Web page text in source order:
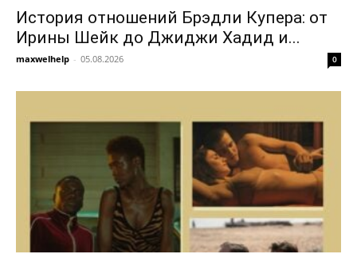
История отношений Брэдли Купера: от
Ирины Шейк до Джиджи Хадид и...
maxwelhelp - 05.08.2026 0